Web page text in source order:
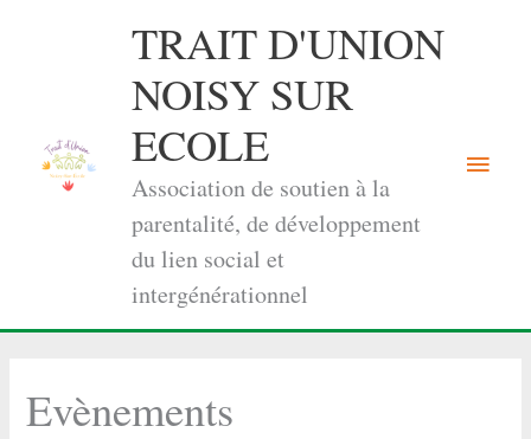
TRAIT D'UNION
NOISY SUR
ECOLE
Association de soutien à la
parentalité, de développement
du lien social et
intergénérationnel
Menu
Evènements